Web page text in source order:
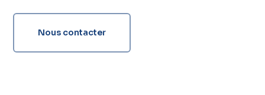
Nous contacter